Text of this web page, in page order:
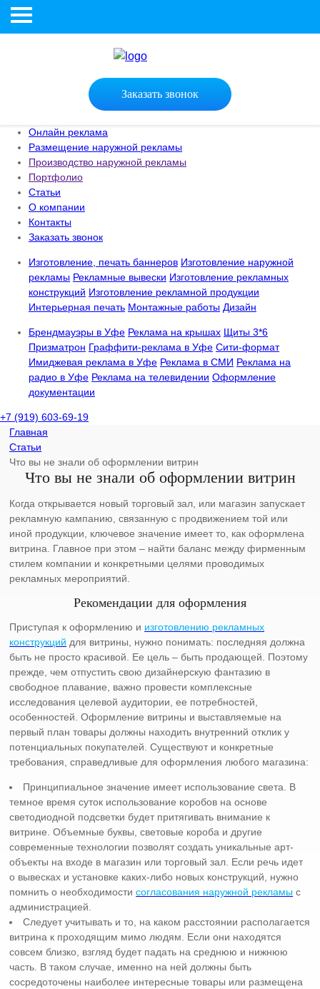
Заказать звонок
Онлайн реклама
Размещение наружной рекламы
Производство наружной рекламы
Портфолио
Статьи
О компании
Контакты
Заказать звонок
Изготовление, печать баннеров Изготовление наружной
рекламы Рекламные вывески Изготовление рекламных
конструкций Изготовление рекламной продукции
Интерьерная печать Монтажные работы Дизайн
Брендмауэры в Уфе Реклама на крышах Щиты 3*6
Призматрон Граффити-реклама в Уфе Сити-формат
Имиджевая реклама в Уфе Реклама в СМИ Реклама на
радио в Уфе Реклама на телевидении Оформление
документации
+7 (919) 603-69-19
Главная
Статьи
Что вы не знали об оформлении витрин
Что вы не знали об оформлении витрин
Когда открывается новый торговый зал, или магазин запускает
рекламную кампанию, связанную с продвижением той или
иной продукции, ключевое значение имеет то, как оформлена
витрина. Главное при этом – найти баланс между фирменным
стилем компании и конкретными целями проводимых
рекламных мероприятий.
Рекомендации для оформления
Приступая к оформлению и изготовлению рекламных
конструкций для витрины, нужно понимать: последняя должна
быть не просто красивой. Ее цель – быть продающей. Поэтому
прежде, чем отпустить свою дизайнерскую фантазию в
свободное плавание, важно провести комплексные
исследования целевой аудитории, ее потребностей,
особенностей. Оформление витрины и выставляемые на
первый план товары должны находить внутренний отклик у
потенциальных покупателей. Существуют и конкретные
требования, справедливые для оформления любого магазина:
Принципиальное значение имеет использование света. В
темное время суток использование коробов на основе
светодиодной подсветки будет притягивать внимание к
витрине. Объемные буквы, световые короба и другие
современные технологии позволят создать уникальные арт-
объекты на входе в магазин или торговый зал. Если речь идет
о вывесках и установке каких-либо новых конструкций, нужно
помнить о необходимостисогласования наружной рекламы с
администрацией.
Следует учитывать и то, на каком расстоянии располагается
витрина к проходящим мимо людям. Если они находятся
совсем близко, взгляд будет падать на среднюю и нижнюю
часть. В таком случае, именно на ней должны быть
сосредоточены наиболее интересные товары или размещена